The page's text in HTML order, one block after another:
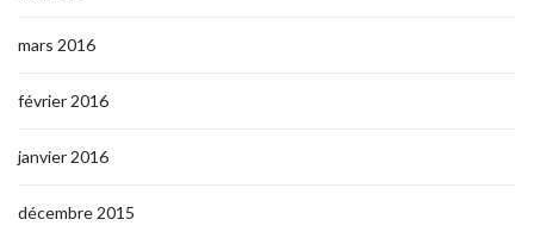
mars 2016
février 2016
janvier 2016
décembre 2015